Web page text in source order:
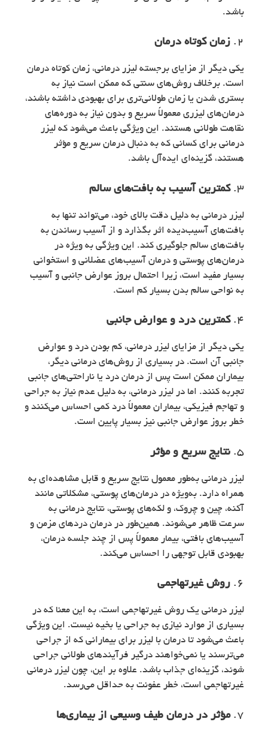
باشد.
2. زمان کوتاه درمان
یکی دیگر از مزایای برجسته لیزر درمانی، زمان کوتاه درمان
است. برخلاف روش‌های سنتی که ممکن است نیاز به
بستری شدن یا زمان طولانی‌تری برای بهبودی داشته باشند،
درمان‌های لیزری معمولاً سریع و بدون نیاز به دوره‌های
نقاهت طولانی هستند. این ویژگی باعث می‌شود که لیزر
درمانی برای کسانی که به دنبال درمان سریع و مؤثر
هستند، گزینه‌ای ایده‌آل باشد.
3. کمترین آسیب به بافت‌های سالم
لیزر درمانی به دلیل دقت بالای خود، می‌تواند تنها به
بافت‌های آسیب‌دیده اثر بگذارد و از آسیب رساندن به
بافت‌های سالم جلوگیری کند. این ویژگی به ویژه در
درمان‌های پوستی و درمان آسیب‌های عضلانی و استخوانی
بسیار مفید است، زیرا احتمال بروز عوارض جانبی و آسیب
به نواحی سالم بدن بسیار کم است.
4. کمترین درد و عوارض جانبی
یکی دیگر از مزایای لیزر درمانی، کم بودن درد و عوارض
جانبی آن است. در بسیاری از روش‌های درمانی دیگر،
بیماران ممکن است پس از درمان درد یا ناراحتی‌های جانبی
تجربه کنند. اما در لیزر درمانی، به دلیل عدم نیاز به جراحی
و تهاجم فیزیکی، بیماران معمولاً درد کمی احساس می‌کنند و
خطر بروز عوارض جانبی نیز بسیار پایین است.
5. نتایج سریع و مؤثر
لیزر درمانی به‌طور معمول نتایج سریع و قابل مشاهده‌ای به
همراه دارد. به‌ویژه در درمان‌های پوستی، مشکلاتی مانند
آکنه، چین و چروک، و لکه‌های پوستی، نتایج درمانی به
سرعت ظاهر می‌شوند. همین‌طور در درمان دردهای مزمن و
آسیب‌های بافتی، بیمار معمولاً پس از چند جلسه درمان،
بهبودی قابل توجهی را احساس می‌کند.
6. روش غیرتهاجمی
لیزر درمانی یک روش غیرتهاجمی است، به این معنا که در
بسیاری از موارد نیازی به جراحی یا بخیه نیست. این ویژگی
باعث می‌شود تا درمان با لیزر برای بیمارانی که از جراحی
می‌ترسند یا نمی‌خواهند درگیر فرآیندهای طولانی جراحی
شوند، گزینه‌ای جذاب باشد. علاوه بر این، چون لیزر درمانی
غیرتهاجمی است، خطر عفونت به حداقل می‌رسد.
7. مؤثر در درمان طیف وسیعی از بیماری‌ها